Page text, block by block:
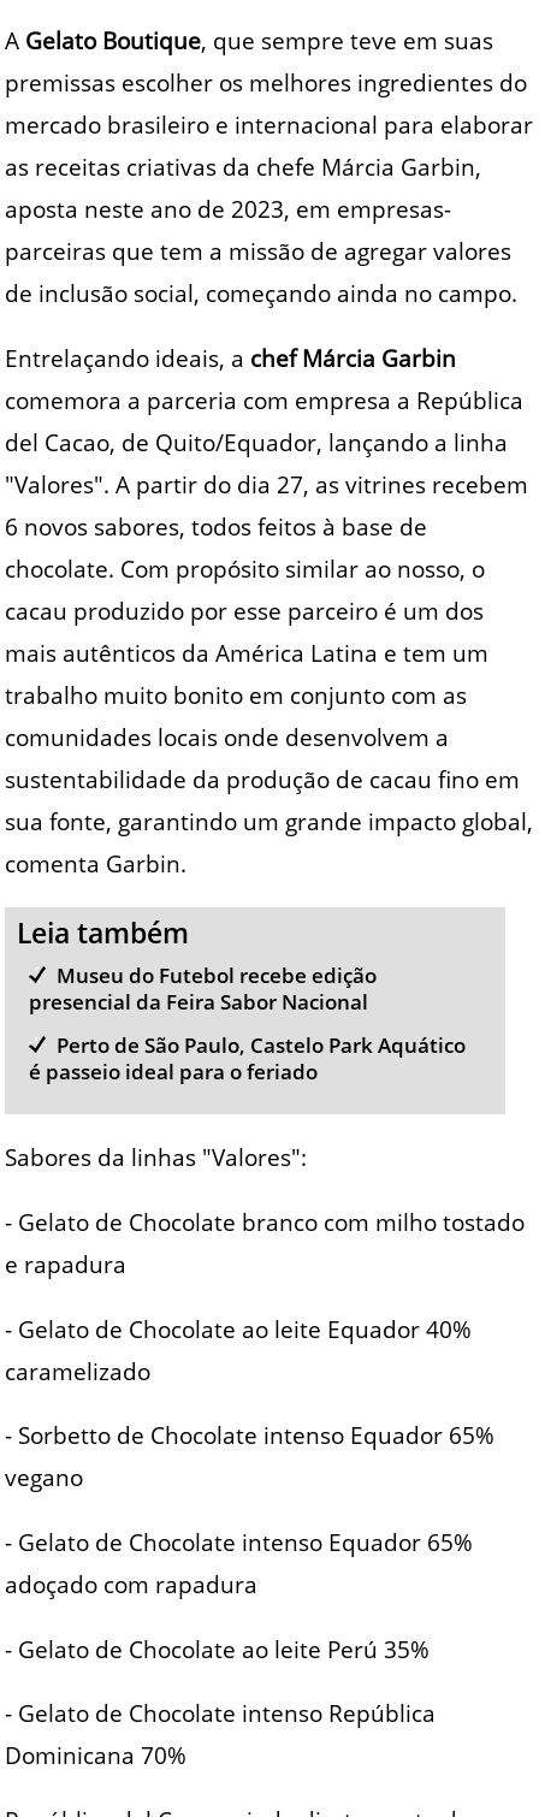
A Gelato Boutique, que sempre teve em suas
premissas escolher os melhores ingredientes do
mercado brasileiro e internacional para elaborar
as receitas criativas da chefe Márcia Garbin,
aposta neste ano de 2023, em empresas-
parceiras que tem a missão de agregar valores
de inclusão social, começando ainda no campo.
Entrelaçando ideais, a chef Márcia Garbin
comemora a parceria com empresa a República
del Cacao, de Quito/Equador, lançando a linha
"Valores". A partir do dia 27, as vitrines recebem
6 novos sabores, todos feitos à base de
chocolate. Com propósito similar ao nosso, o
cacau produzido por esse parceiro é um dos
mais autênticos da América Latina e tem um
trabalho muito bonito em conjunto com as
comunidades locais onde desenvolvem a
sustentabilidade da produção de cacau fino em
sua fonte, garantindo um grande impacto global,
comenta Garbin.
Leia também
Museu do Futebol recebe edição
presencial da Feira Sabor Nacional
Perto de São Paulo, Castelo Park Aquático
é passeio ideal para o feriado
Sabores da linhas "Valores":
- Gelato de Chocolate branco com milho tostado
e rapadura
- Gelato de Chocolate ao leite Equador 40%
caramelizado
- Sorbetto de Chocolate intenso Equador 65%
vegano
- Gelato de Chocolate intenso Equador 65%
adoçado com rapadura
- Gelato de Chocolate ao leite Perú 35%
- Gelato de Chocolate intenso República
Dominicana 70%